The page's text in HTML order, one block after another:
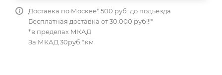
Доставка по Москве* 500 руб. до подъезда
Бесплатная доставка от 30.000 руб!!!*
*в пределах МКАД
За МКАД 30руб.*км